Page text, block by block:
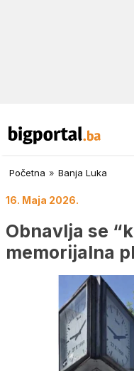
Početna » Banja Luka
16. Maja 2026.
Obnavlja se
memorijalna